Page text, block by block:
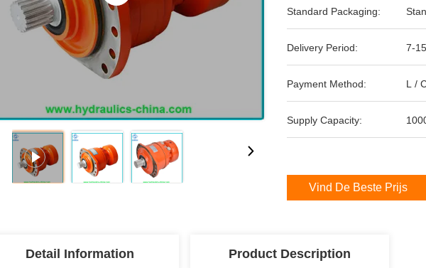
Standard Packaging:
Delivery Period: 7-
Payment Method: L /
Supply Capacity:
Vind De Beste Prijs
Detail Information Product Description